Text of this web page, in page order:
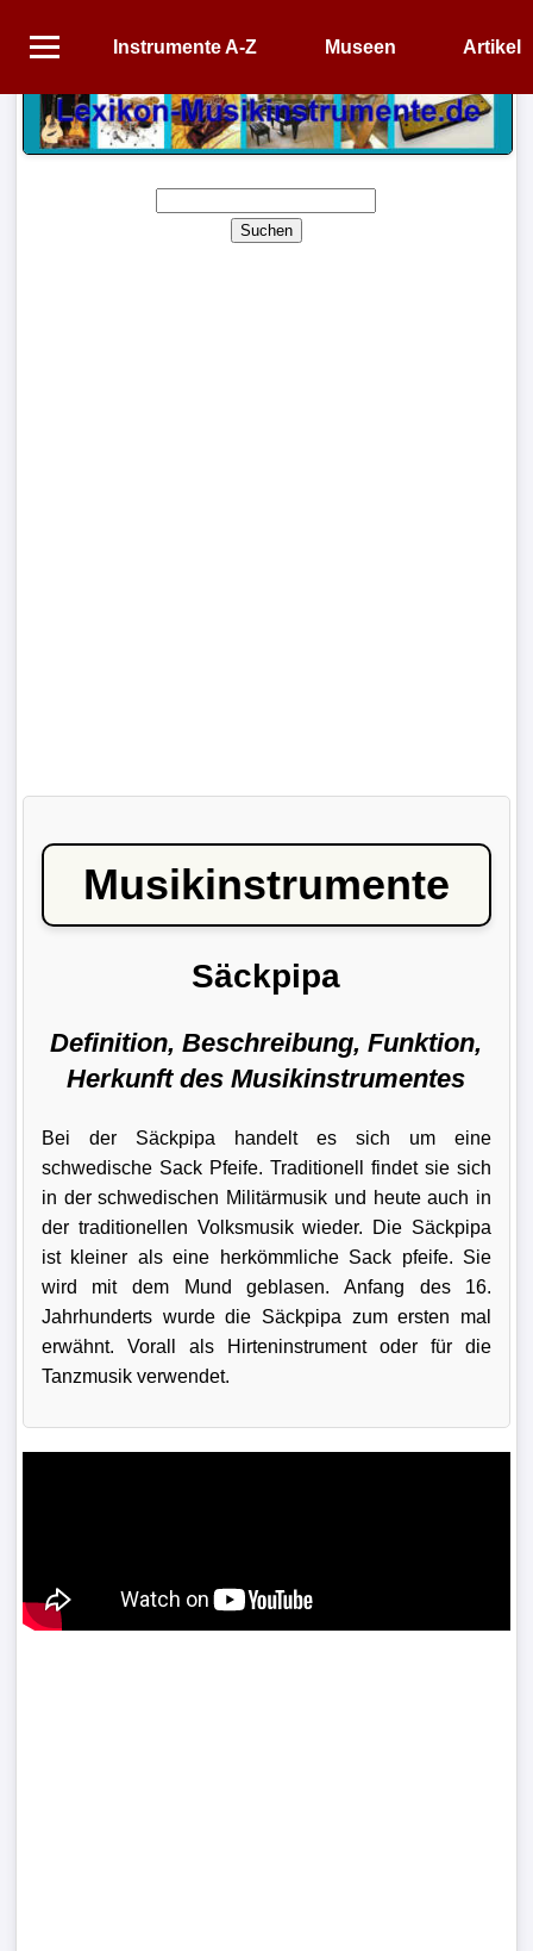
Instrumente A-Z Museen Artikel
Startseite
Instrumente
Suchen
Musikinstrumente
Säckpipa
Definition, Beschreibung, Funktion,
Herkunft des Musikinstrumentes
Bei der Säckpipa handelt es sich um eine
schwedische Sack Pfeife. Traditionell findet sie sich
in der schwedischen Militärmusik und heute auch in
der traditionellen Volksmusik wieder. Die Säckpipa
ist kleiner als eine herkömmliche Sack pfeife. Sie
wird mit dem Mund geblasen. Anfang des 16.
Jahrhunderts wurde die Säckpipa zum ersten mal
erwähnt. Vorall als Hirteninstrument oder für die
Tanzmusik verwendet.